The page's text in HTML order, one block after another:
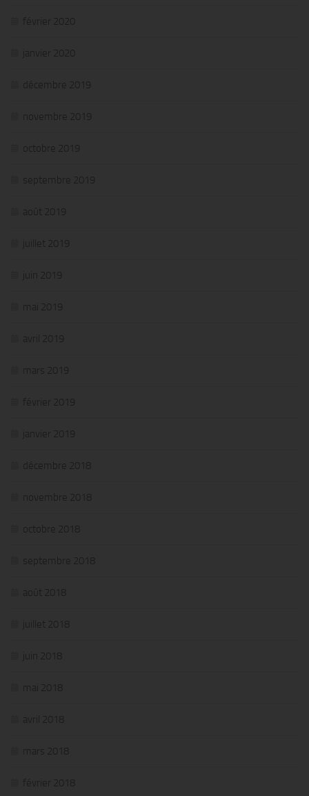
février 2020
janvier 2020
décembre 2019
novembre 2019
octobre 2019
septembre 2019
août 2019
juillet 2019
juin 2019
mai 2019
avril 2019
mars 2019
février 2019
janvier 2019
décembre 2018
novembre 2018
octobre 2018
septembre 2018
août 2018
juillet 2018
juin 2018
mai 2018
avril 2018
mars 2018
février 2018